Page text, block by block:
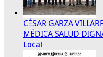
CÉSAR GARZA
MÉDICA SALUD
Local